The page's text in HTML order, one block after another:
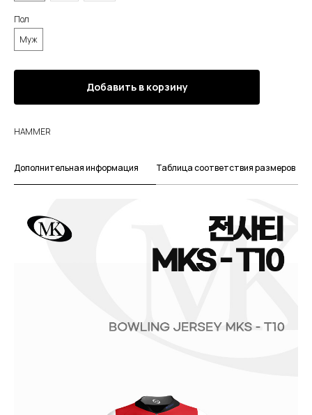
Пол
Муж
Добавить в корзину
HAMMER
Дополнительная информация Таблица соответствия размеров